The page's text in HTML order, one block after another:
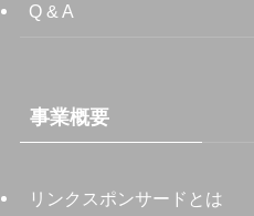
Q & A
事業概要
リンクスポンサードとは